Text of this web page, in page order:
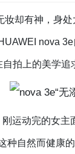
却有神，身处
nova 3e
拍上的美学追
动完的女主
种自然而健康